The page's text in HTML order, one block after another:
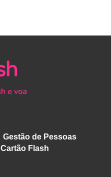
Gestão de Pessoas
Cartão Flash